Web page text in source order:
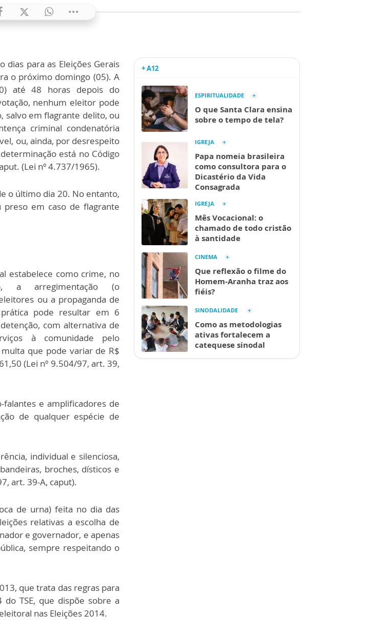
dias para as Eleições Gerais
o próximo domingo (05). A
até 48 horas depois do
nenhum eleitor pode
salvo em flagrante delito, ou
criminal condenatória
ou, ainda, por desrespeito
está no Código
(Lei nº 4.737/1965).
o último dia 20. No entanto,
em caso de flagrante
estabelece como crime, no
a arregimentação (o
ou a propaganda de
pode resultar em 6
com alternativa de
à comunidade pelo
que pode variar de R$
(Lei nº 9.504/97, art. 39,
e amplificadores de
de qualquer espécie de
individual e silenciosa,
broches, dísticos e
art. 39-A, caput).
de urna) feita no dia das
relativas a escolha de
e governador, e apenas
sempre respeitando o
que trata das regras para
TSE, que dispõe sobre a
nas Eleições 2014.
+ A12
ESPIRITUALIDADE
O que Santa Clara ensina
sobre o tempo de tela?
IGREJA
Papa nomeia brasileira
como consultora para o
Dicastério da Vida
Consagrada
IGREJA
Mês Vocacional: o
chamado de todo cristão
à santidade
CINEMA
Que reflexão o filme do
Homem-Aranha traz aos
fiéis?
SINODALIDADE
Como as metodologias
ativas fortalecem a
catequese sinodal